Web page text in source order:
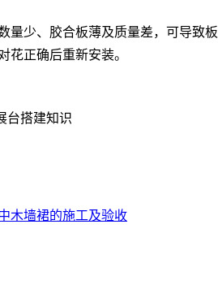
量少、胶合板薄及质量差，可导
花正确后重新安装。
台搭建知识
木墙裙的施工及验收